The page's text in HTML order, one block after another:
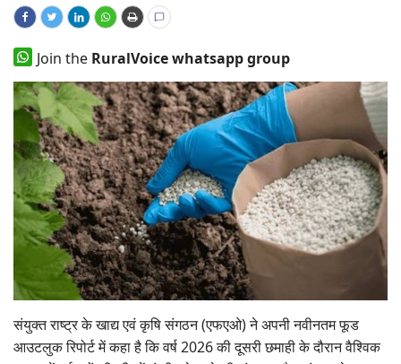
Agritech
Cooperatives
International
Rural Dialogue
Ground Report
Rural Connect
Gallery
National
Join the RuralVoice whatsapp group
संयुक्त राष्ट्र के खाद्य एवं कृषि संगठन (एफएओ) ने अपनी नवीनतम फूड
आउटलुक रिपोर्ट में कहा है कि वर्ष 2026 की दूसरी छमाही के दौरान वैश्विक